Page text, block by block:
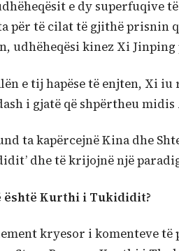
e dy superfuqive
për të cilat të gjithë prisnin
udhëheqësi kinez Xi
e tij hapëse të enjten, Xi
i gjatë që shpërtheu
ta kapërcejnë Kina dhe
dhe të krijojnë një
është Kurthi i Tukididit?
kryesor i komenteve